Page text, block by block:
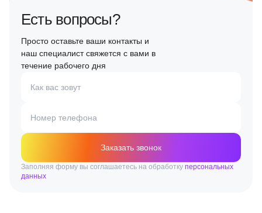
Есть вопросы?
Просто оставьте ваши контакты и
наш специалист свяжется с вами в
течение рабочего дня
Как вас зовут
Номер телефона
Заказать звонок
Заполняя форму вы соглашаетесь на обработку персональных
данных